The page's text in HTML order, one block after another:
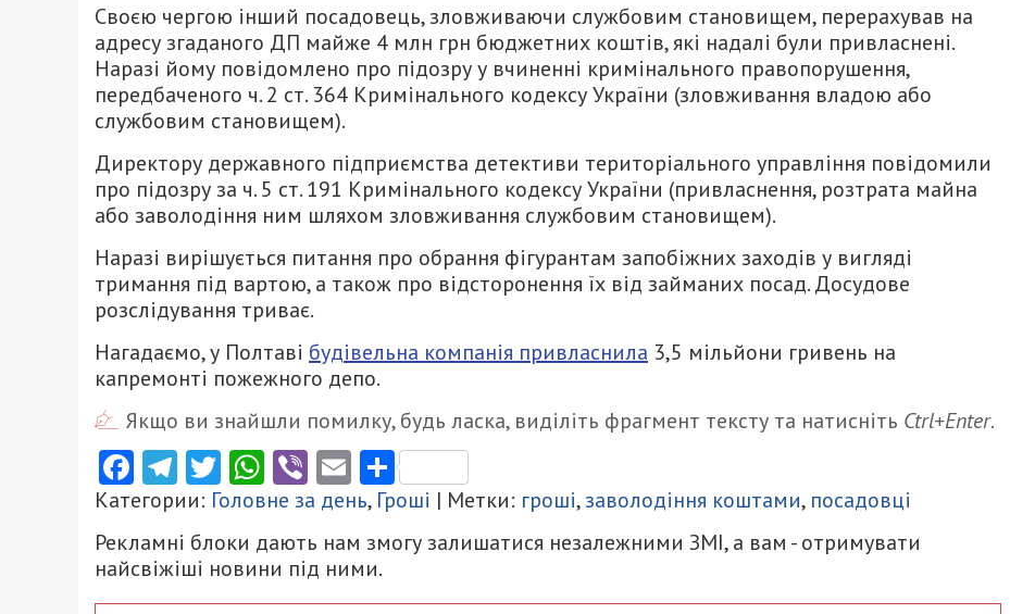
Своєю чергою інший посадовець, зловживаючи службовим становищем, перерахував на
адресу згаданого ДП майже 4 млн грн бюджетних коштів, які надалі були привласнені.
Наразі йому повідомлено про підозру у вчиненні кримінального правопорушення,
передбаченого ч. 2 ст. 364 Кримінального кодексу України (зловживання владою або
службовим становищем).
Директору державного підприємства детективи територіального управління повідомили
про підозру за ч. 5 ст. 191 Кримінального кодексу України (привласнення, розтрата майна
або заволодіння ним шляхом зловживання службовим становищем).
Наразі вирішується питання про обрання фігурантам запобіжних заходів у вигляді
тримання під вартою, а також про відсторонення їх від займаних посад. Досудове
розслідування триває.
Нагадаємо, у Полтаві будівельна компанія привласнила 3,5 мільйони гривень на
капремонті пожежного депо.
Якщо ви знайшли помилку, будь ласка, виділіть фрагмент тексту та натисніть Ctrl+Enter.
Facebook
Telegram
Twitter
WhatsApp
ViberEmailПоділитися
Категории: Головне за день, Гроші | Метки: гроші,заволодіння коштами, посадовці
Рекламні блоки дають нам змогу залишатися незалежними ЗМІ, а вам - отримувати
найсвіжіші новини під ними.